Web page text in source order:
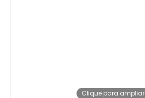
Clique para ampliar